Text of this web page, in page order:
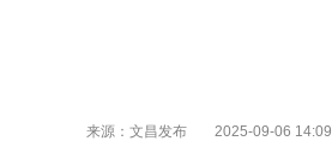
来源：文昌发布 2025-09-06 14:09